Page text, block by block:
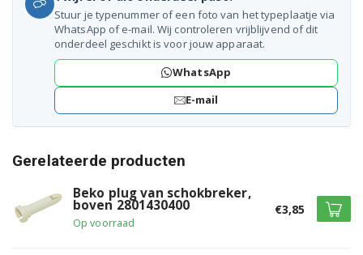
HTV7732XA0 7170243400
HTV7732XA01 7170245100
HTV7732XW0 7165143100
HTV7732XW01 7165144500
HTV7736XSHT1 7165146300
Stuur je typenummer of een foto van het typeplaatje via
WhatsApp of e-mail. Wij controleren vrijblijvend of dit
onderdeel geschikt is voor jouw apparaat.
WhatsApp
E-mail
Gerelateerde producten
Beko plug van schokbreker,
boven 2801430400
Op voorraad
€3,85